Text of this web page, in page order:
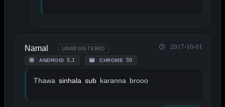
Namal UNREGISTERED
ANDROID 5.1 CHROME 50
2017-10-01
Thawa sinhala sub karanna brooo